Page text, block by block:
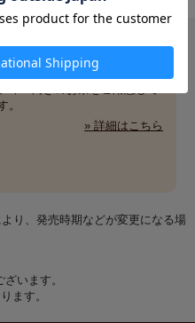
ィー
。
» 詳細はこちら
り、発売時期などが変更になる場
います。
ます。